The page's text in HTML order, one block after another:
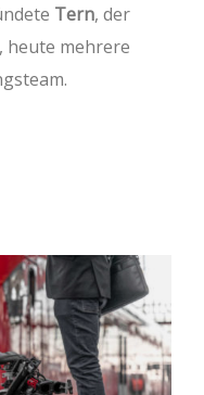
Tern, der
heute mehrere